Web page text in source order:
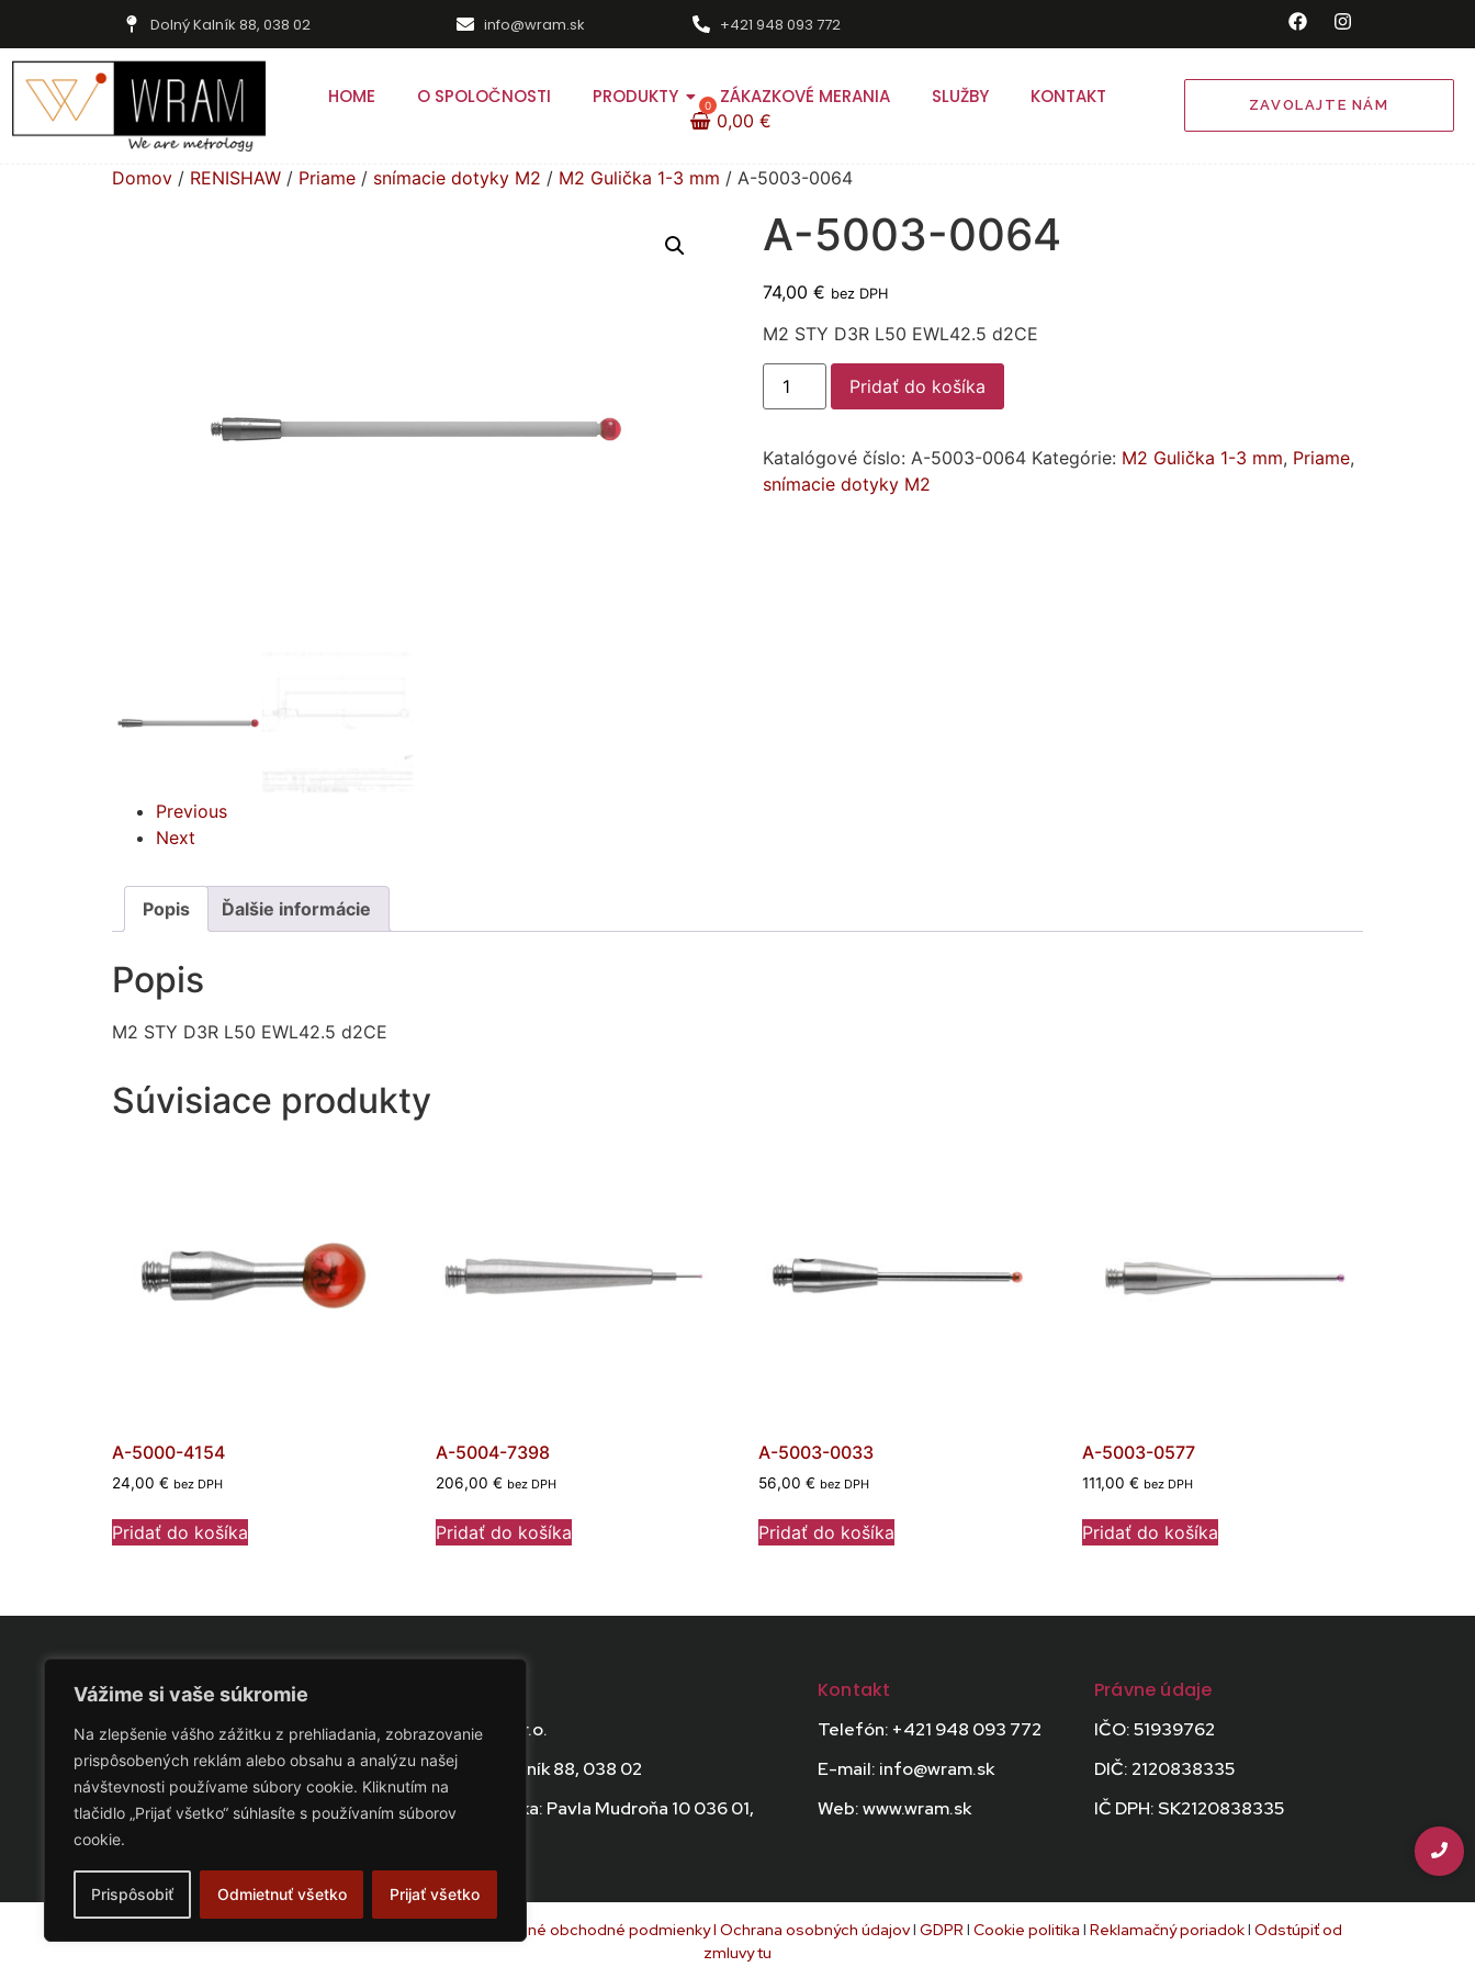
Vážime si vaše súkromie
Na zlepšenie vášho zážitku z prehliadania, zobrazovanie
prispôsobených reklám alebo obsahu a analýzu našej
návštevnosti používame súbory cookie. Kliknutím na
tlačidlo „Prijať všetko“ súhlasíte s používaním súborov
cookie.
Prispôsobiť Odmietnuť všetko Prijať všetko
Dolný Kalník 88, 038 02 info@wram.sk +421 948 093 772
HOME O SPOLOČNOSTI PRODUKTY ZÁKAZKOVÉ MERANIA SLUŽBY KONTAKT
0,00 €
ZAVOLAJTE NÁM
Domov / RENISHAW / Priame / snímacie dotyky M2 / M2 Gulička 1-3 mm / A-5003-0064
Previous
Next
A-5003-0064
74,00 € bez DPH
M2 STY D3R L50 EWL42.5 d2CE
Pridať do košíka
Katalógové číslo: A-5003-0064 Kategórie: M2 Gulička 1-3 mm, Priame,
snímacie dotyky M2
Popis Ďalšie informácie
Popis
M2 STY D3R L50 EWL42.5 d2CE
Súvisiace produkty
A-5000-4154
24,00 € bez DPH
Pridať do košíka
A-5004-7398
206,00 € bez DPH
Pridať do košíka
A-5003-0033
56,00€ bez DPH
Pridať do košíka
A-5003-0577
111,00€ bez DPH
Pridať do košíka
WRAM s.r.o.
Dolný Kalník 88, 038 02
Prevádzka: Pavla Mudroňa 10 036 01,
Martin
Kontakt
Telefón: +421 948 093 772
E-mail: info@wram.sk
Web: www.wram.sk
Právne údaje
IČO: 51939762
DIČ: 2120838335
IČ DPH: SK2120838335
Všeobecné obchodné podmienkyI Ochrana osobných údajovI GDPR I Cookie politika I Reklamačný poriadokI Odstúpiť od
zmluvy tu